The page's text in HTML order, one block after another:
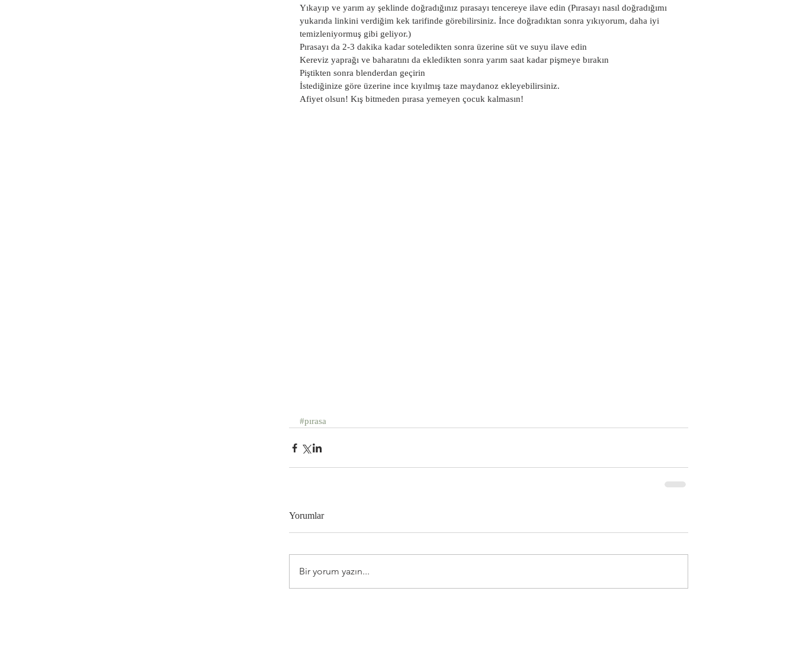
Yıkayıp ve yarım ay şeklinde doğradığınız pırasayı tencereye ilave edin (Pırasayı nasıl doğradığımı
yukarıda linkini verdiğim kek tarifinde görebilirsiniz. İnce doğradıktan sonra yıkıyorum, daha iyi
temizleniyormuş gibi geliyor.)
Pırasayı da 2-3 dakika kadar soteledikten sonra üzerine süt ve suyu ilave edin
Kereviz yaprağı ve baharatını da ekledikten sonra yarım saat kadar pişmeye bırakın
Piştikten sonra blenderdan geçirin
İstediğinize göre üzerine ince kıyılmış taze maydanoz ekleyebilirsiniz.
Afiyet olsun! Kış bitmeden pırasa yemeyen çocuk kalmasın!
#pırasa
Yorumlar
Bir yorum yazın...